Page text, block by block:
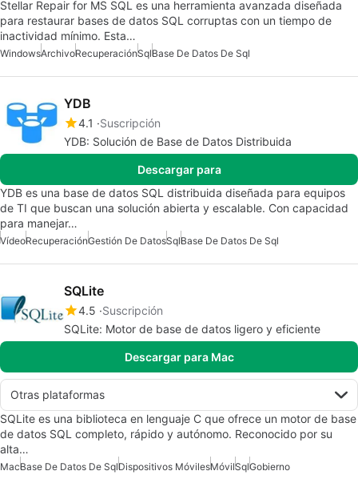
Stellar Repair for MS SQL es una herramienta avanzada diseñada
para restaurar bases de datos SQL corruptas con un tiempo de
inactividad mínimo. Esta…
WindowsArchivoRecuperaciónSqlBase De Datos De Sql
YDB
4.1
Suscripción
YDB: Solución de Base de Datos Distribuida
Descargar para
YDB es una base de datos SQL distribuida diseñada para equipos
de TI que buscan una solución abierta y escalable. Con capacidad
para manejar…
VídeoRecuperaciónGestión De DatosSqlBase De Datos De Sql
SQLite
4.5 Suscripción
SQLite: Motor de base de datos ligero y eficiente
Descargar para Mac
Otras plataformas
SQLite es una biblioteca en lenguaje C que ofrece un motor de base
de datos SQL completo, rápido y autónomo. Reconocido por su
alta…
MacBase De Datos De SqlDispositivos MóvilesMóvilSqlGobierno